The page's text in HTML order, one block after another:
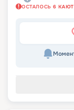
ОСТАЛОСЬ 6 КАЮТ